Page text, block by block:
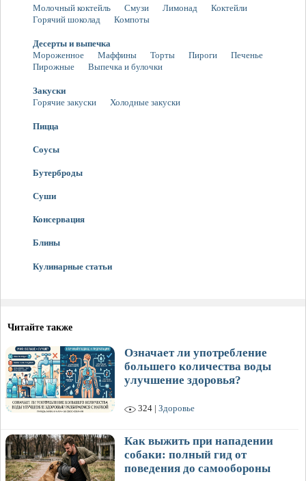
Молочный коктейль
Смузи Лимонад
Коктейли
Горячий шоколад
Компоты
Десерты и выпечка
Мороженное
Маффины Торты Пироги
Печенье
Пирожные
Выпечка и булочки
Закуски
Горячие закуски
Холодные закуски
Пицца
Соусы
Бутерброды
Суши
Консервация
Блины
Кулинарные статьи
Читайте также
Означает ли употребление
большего количества воды
улучшение здоровья?
324 | Здоровье
Как выжить при нападении
собаки: полный гид от
поведения до самообороны